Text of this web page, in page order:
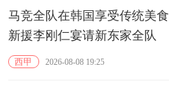
马竞全队在韩国享受传统美食
新援李刚仁宴请新东家全队
西甲 2026-08-08 19:25